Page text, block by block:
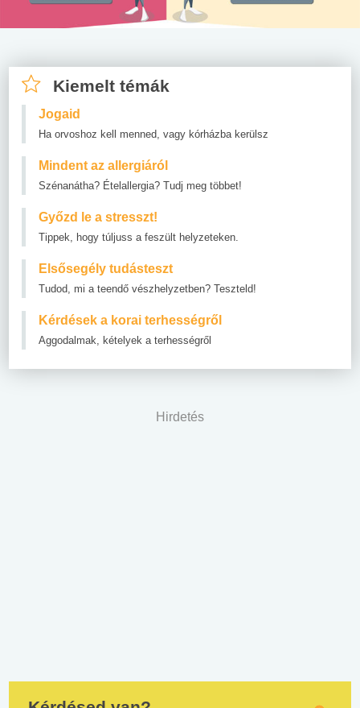
Kiemelt témák
Jogaid
Ha orvoshoz kell menned, vagy kórházba kerülsz
Mindent az allergiáról
Szénanátha? Ételallergia? Tudj meg többet!
Győzd le a stresszt!
Tippek, hogy túljuss a feszült helyzeteken.
Elsősegély tudásteszt
Tudod, mi a teendő vészhelyzetben? Teszteld!
Kérdések a korai terhességről
Aggodalmak, kételyek a terhességről
Hirdetés